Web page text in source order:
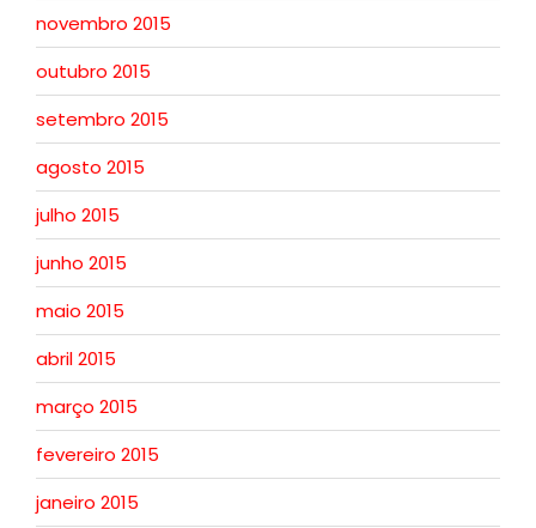
novembro 2015
outubro 2015
setembro 2015
agosto 2015
julho 2015
junho 2015
maio 2015
abril 2015
março 2015
fevereiro 2015
janeiro 2015